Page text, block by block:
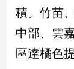
生
活
建
築/
積。竹苗
中部、雲
區達橘色